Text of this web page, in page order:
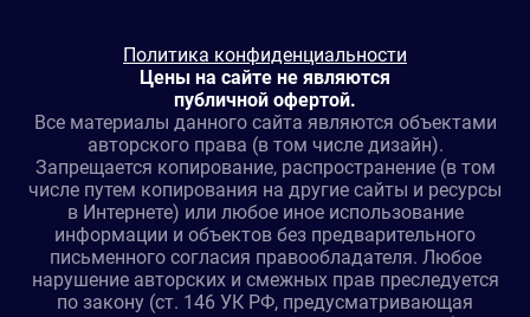
Цены на сайте не являются
публичной офертой.
Все материалы данного сайта являются объектами
авторского права (в том числе дизайн).
Запрещается копирование, распространение (в том
числе путем копирования на другие сайты и ресурсы
в Интернете) или любое иное использование
информации и объектов без предварительного
письменного согласия правообладателя. Любое
нарушение авторских и смежных прав преследуется
по закону (ст. 146 УК РФ, предусматривающая
Политика конфиденциальности